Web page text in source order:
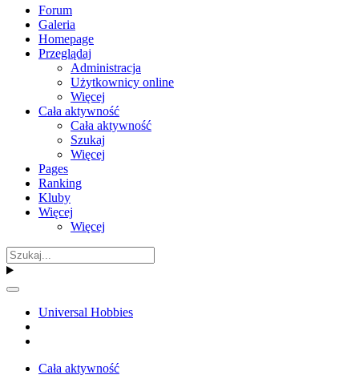
Forum
Galeria
Homepage
Przeglądaj
Administracja
Użytkownicy online
Więcej
Cała aktywność
Cała aktywność
Szukaj
Więcej
Pages
Ranking
Kluby
Więcej
Więcej
Universal Hobbies
Cała aktywność